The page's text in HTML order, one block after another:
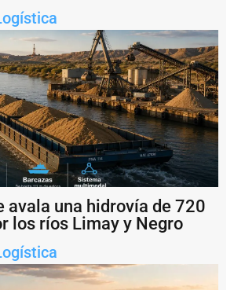
avala una hidrovía de 720
los ríos Limay y Negro